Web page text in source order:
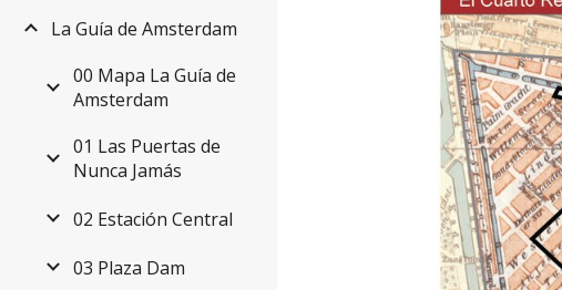
La Guía de Amsterdam
00 Mapa La Guía de
Amsterdam
01 Las Puertas de
Nunca Jamás
02 Estación Central
03 Plaza Dam